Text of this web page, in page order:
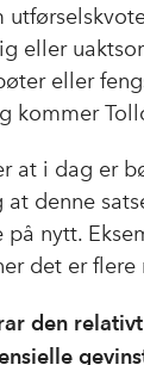
eller
eller
at i dag er
at denne
på nytt.
det er
den